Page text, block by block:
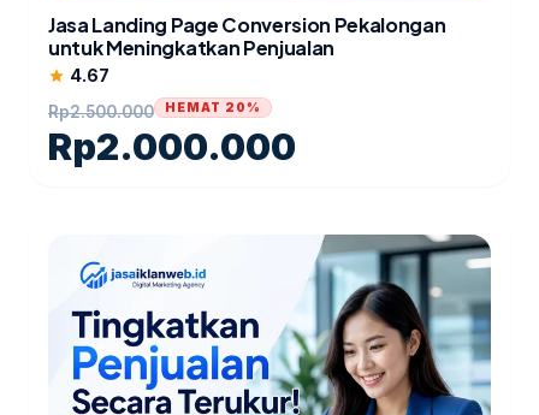
Jasa Landing Page Conversion Pekalongan
untuk Meningkatkan Penjualan
star 4.67
Rp2.500.000
Rp2.000.000
HEMAT 20%